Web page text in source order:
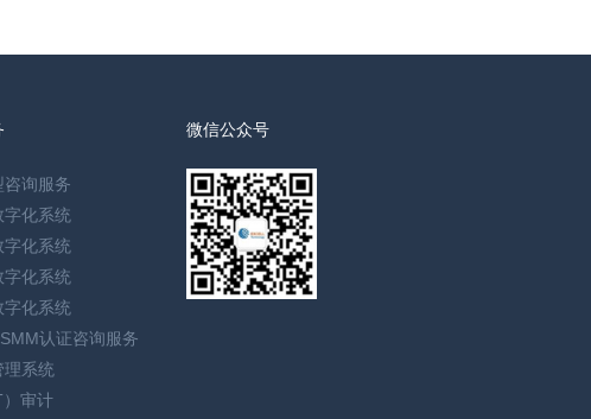
询服务
化系统
字化系统
字化系统
字化系统
认证咨询服务
理系统
审计
微信公众号